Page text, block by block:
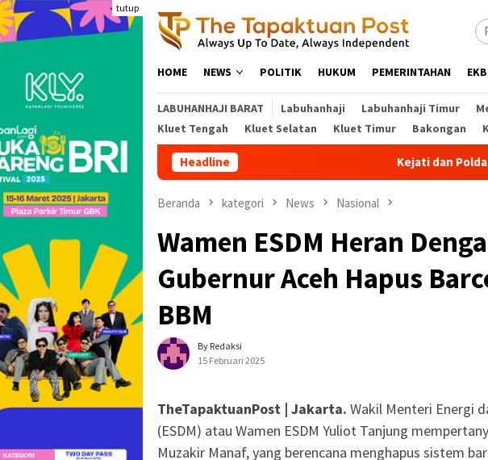
Loncat
ke
konten
tutup
HOME NEWS POLITIK HUKUM PEMERINTAHAN
LABUHANHAJI BARAT Labuhanhaji Labuhanhaji Timur
Kluet Tengah
Kluet Selatan Kluet Timur Bakongan
Headline Kejati dan Polda Aceh Usut
Beranda kategori News Nasional
Wamen ESDM Heran
Gubernur Aceh Hapus
BBM
By Redaksi
15 Februari 2025
TheTapaktuanPost | Jakarta. Wakil Menteri Energi
(ESDM) atau Wamen ESDM Yuliot Tanjung
Muzakir Manaf, yang berencana menghapus sistem